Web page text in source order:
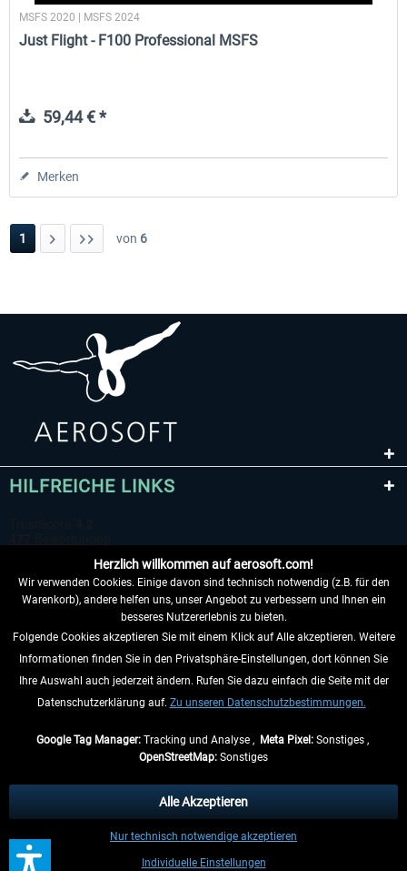
MSFS 2020 | MSFS 2024
Just Flight - F100 Professional MSFS
59,44 € *
Merken
1 von 6
HILFREICHE LINKS
VERTRAG WIDERRUFEN
INFORMATIONEN
anders beschrieben.
** Gilt für Lieferungen innerhalb Deutschlands, Lieferzeiten für andere Länder
entnehmen Sie bitte denVersandinformationen
Herzlich willkommen auf aerosoft.com!
Wir verwenden Cookies. Einige davon sind technisch notwendig (z.B. für den
Warenkorb), andere helfen uns, unser Angebot zu verbessern und Ihnen ein
besseres Nutzererlebnis zu bieten.
Folgende Cookies akzeptieren Sie mit einem Klick auf Alle akzeptieren. Weitere
Informationen finden Sie in den Privatsphäre-Einstellungen, dort können Sie
Ihre Auswahl auch jederzeit ändern. Rufen Sie dazu einfach die Seite mit der
Datenschutzerklärung auf. Zu unseren Datenschutzbestimmungen.
Google Tag Manager:Tracking und Analyse , Meta Pixel:Sonstiges ,
OpenStreetMap: Sonstiges
Individuelle Einstellungen
Nur technisch notwendige akzeptieren
Alle Akzeptieren